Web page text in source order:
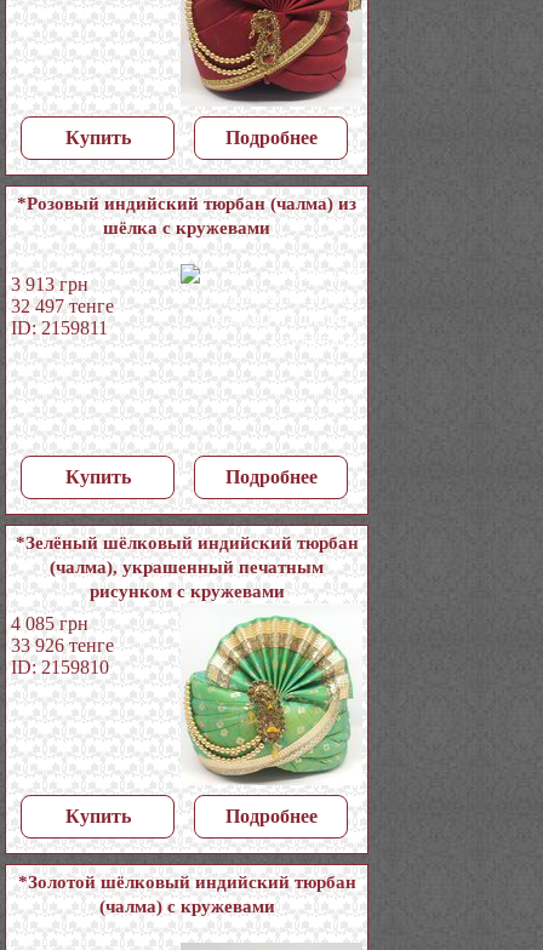
Купить Подробнее
*Розовый индийский тюрбан (чалма) из
шёлка с кружевами
3 913 грн
32 497 тенге
ID: 2159811
Купить Подробнее
*Зелёный шёлковый индийский тюрбан
(чалма), украшенный печатным
рисунком с кружевами
4 085 грн
33 926 тенге
ID: 2159810
Купить Подробнее
*Золотой шёлковый индийский тюрбан
(чалма) с кружевами